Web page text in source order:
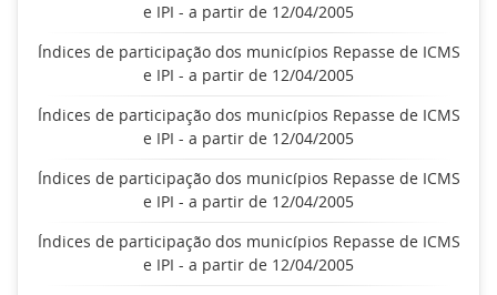
e IPI - a partir de 12/04/2005
Índices de participação dos municípios Repasse de ICMS
e IPI - a partir de 12/04/2005
Índices de participação dos municípios Repasse de ICMS
e IPI - a partir de 12/04/2005
Índices de participação dos municípios Repasse de ICMS
e IPI - a partir de 12/04/2005
Índices de participação dos municípios Repasse de ICMS
e IPI - a partir de 12/04/2005